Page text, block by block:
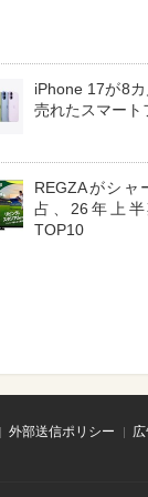
iPhone 17が8
売れたスマート
REGZAがシ
占、26年上
TOP10
外部送信ポリシー